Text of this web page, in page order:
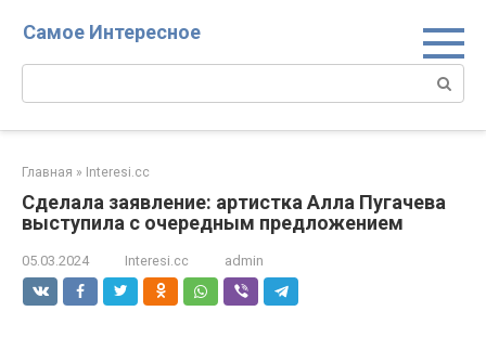
Самое Интересное
Поиск:
Главная » Interesi.cc
Сделала заявление: артистка Алла Пугачева
выступила с очередным предложением
05.03.2024 Interesi.cc admin